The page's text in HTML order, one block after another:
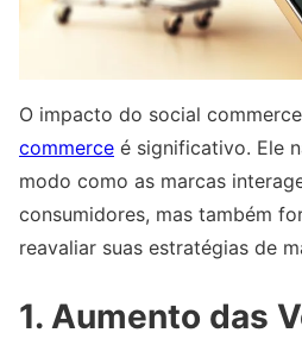
O impacto do social
commerce é significativo. Ele
modo como as marcas
consumidores, mas também
reavaliar suas estratégias de
1. Aumento das